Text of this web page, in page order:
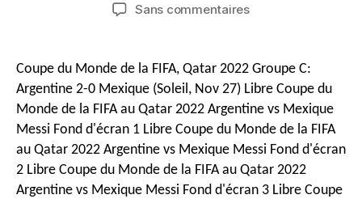
message
Sans commentairessur
de
la
Coupe
du
Monde
de
la
FIFA
Coupe du Monde de la FIFA, Qatar 2022 Groupe C:
Argentine 2-0 Mexique (Soleil, Nov 27) Libre Coupe du
Monde de la FIFA au Qatar 2022 Argentine vs Mexique
Messi Fond d'écran 1 Libre Coupe du Monde de la FIFA
au Qatar 2022 Argentine vs Mexique Messi Fond d'écran
2 Libre Coupe du Monde de la FIFA au Qatar 2022
Argentine vs Mexique Messi Fond d'écran 3 Libre Coupe